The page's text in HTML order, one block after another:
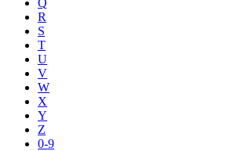
Q
R
S
T
U
V
W
X
Y
Z
0-9